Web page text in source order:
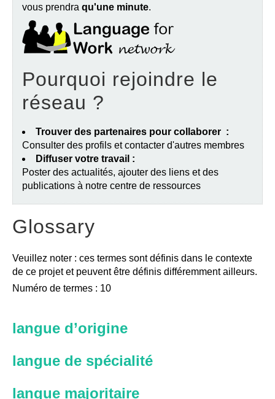
vous prendra qu'une minute.
Pourquoi rejoindre le
réseau ?
Trouver des partenaires pour collaborer :
Consulter des profils et contacter d'autres membres
Diffuser votre travail :
Poster des actualités, ajouter des liens et des
publications à notre centre de ressources
Glossary
Veuillez noter : ces termes sont définis dans le contexte
de ce projet et peuvent être définis différemment ailleurs.
Numéro de termes : 10
langue d’origine
langue de spécialité
langue majoritaire